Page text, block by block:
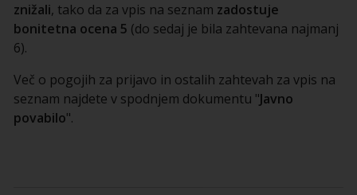
znižali, tako da za vpis na seznam zadostuje
bonitetna ocena 5 (do sedaj je bila zahtevana najmanj
6).
Več o pogojih za prijavo in ostalih zahtevah za vpis na
seznam najdete v spodnjem dokumentu "Javno
povabilo".